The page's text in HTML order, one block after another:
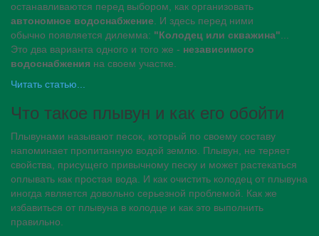
останавливаются перед выбором, как организовать
автономное водоснабжение . И здесь перед ними
обычно появляется дилемма: "Колодец или скважина"
Это два варианта одного и того же - независимого
водоснабжения на своем участке.
Читать статью...
Что такое плывун и как его обойти
Плывунами называют песок, который по своему составу
напоминает пропитанную водой землю. Плывун, не теряет
свойства, присущего привычному песку и может растекаться
оплывать как простая вода. И как очистить колодец от плывуна
иногда является довольно серьезной проблемой. Как же
избавиться от плывуна в колодце и как это выполнить
правильно.